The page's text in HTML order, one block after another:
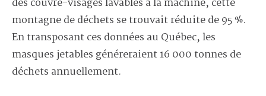
montagne de déchets se trouvait réduite de 95 %.
En transposant ces données au Québec, les
masques jetables généreraient 16 000 tonnes de
déchets annuellement.